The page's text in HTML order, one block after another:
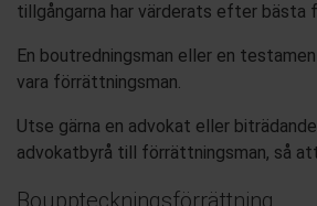
tillgångarna har värderats efter bästa
En boutredningsman eller en
vara förrättningsman.
Utse gärna en advokat eller
advokatbyrå till förrättningsman, så
Bouppteckningsförrättning